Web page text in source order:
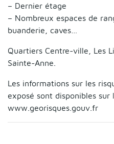
– Dernier étage
– Nombreux espaces de
buanderie, caves…
Quartiers Centre-ville, Les
Sainte-Anne.
Les informations sur les
exposé sont disponibles sur
www.georisques.gouv.fr